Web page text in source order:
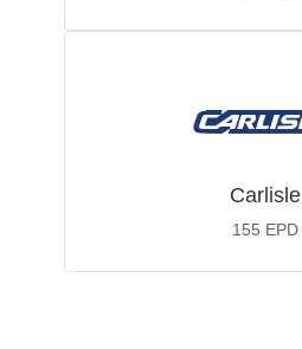
Carlisle
155 EPD